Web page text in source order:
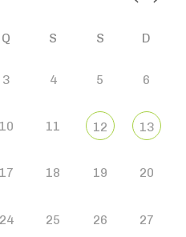
Q S S D
3 4 5 6
10 11 12 13
17 18 19 20
24 25 26 27